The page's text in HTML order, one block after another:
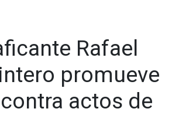
Rafael
promueve
actos de